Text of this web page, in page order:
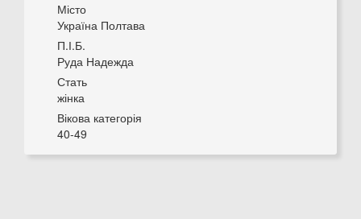
Місто
Україна Полтава
П.І.Б.
Руда Надежда
Стать
жінка
Вікова категорія
40-49